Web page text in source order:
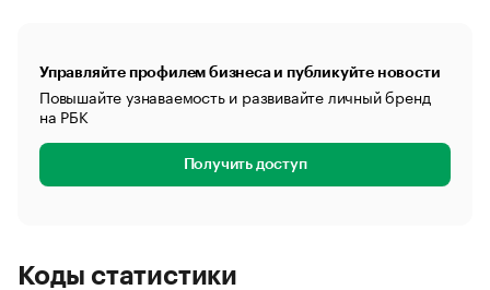
Управляйте профилем бизнеса и публикуйте новости
Повышайте узнаваемость и развивайте личный бренд
на РБК
Получить доступ
Коды статистики